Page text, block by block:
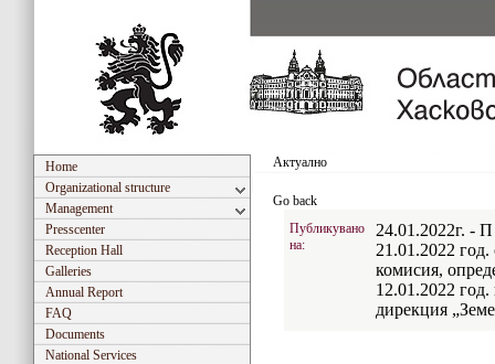
Home
Organizational structure
Management
Presscenter
Reception Hall
Galleries
Annual Report
FAQ
Documents
National Services
Актуално
Go back
Публикувано
на:
24.01.2022г.
21.01.2022 год.
комисия,
12.01.2022
дирекция